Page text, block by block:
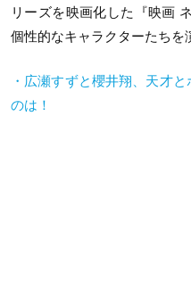
リーズを映画化した『映画
個性的なキャラクターたちを
・広瀬すずと櫻井翔、天才
のは！